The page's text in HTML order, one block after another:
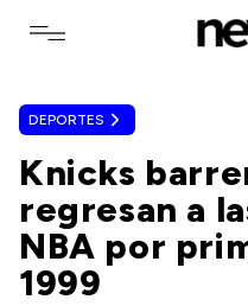
Toggle navigation menu
DEPORTES
Knicks
regresan a
NBA por
1999